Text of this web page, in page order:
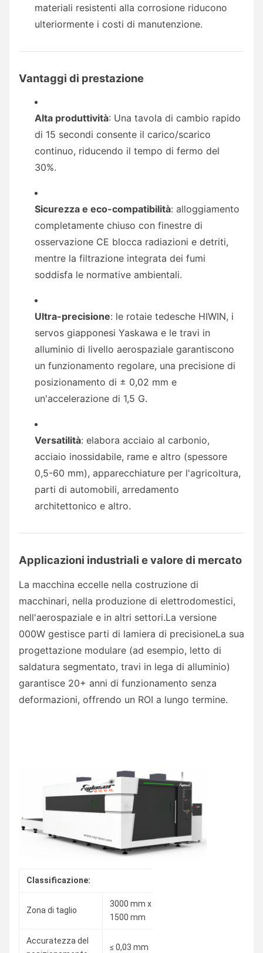
materiali resistenti alla corrosione riducono
ulteriormente i costi di manutenzione.
Vantaggi di prestazione
Alta produttività: Una tavola di cambio rapido
di 15 secondi consente il carico/scarico
continuo, riducendo il tempo di fermo del
30%.
Sicurezza e eco-compatibilità: alloggiamento
completamente chiuso con finestre di
osservazione CE blocca radiazioni e detriti,
mentre la filtrazione integrata dei fumi
soddisfa le normative ambientali.
Ultra-precisione: le rotaie tedesche HIWIN, i
servos giapponesi Yaskawa e le travi in
alluminio di livello aerospaziale garantiscono
un funzionamento regolare, una precisione di
posizionamento di ± 0,02 mm e
un'accelerazione di 1,5 G.
Versatilità: elabora acciaio al carbonio,
acciaio inossidabile, rame e altro (spessore
0,5-60 mm), apparecchiature per l'agricoltura,
parti di automobili, arredamento
architettonico e altro.
Applicazioni industriali e valore di mercato
La macchina eccelle nella costruzione di
macchinari, nella produzione di elettrodomestici,
nell'aerospaziale e in altri settori.La versione
000W gestisce parti di lamiera di precisioneLa sua
progettazione modulare (ad esempio, letto di
saldatura segmentato, travi in lega di alluminio)
garantisce 20+ anni di funzionamento senza
deformazioni, offrendo un ROI a lungo termine.
Classificazione:
Zona di taglio
3000 mm x
1500 mm
Accuratezza del
≤ 0,03 mm